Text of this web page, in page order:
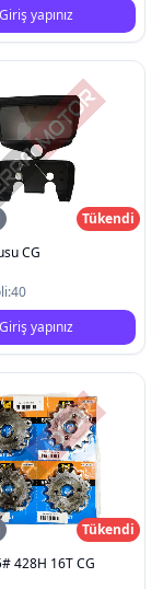
Giriş yapınız
Tükendi
CG
40
Giriş yapınız
Tükendi
428H 16T CG